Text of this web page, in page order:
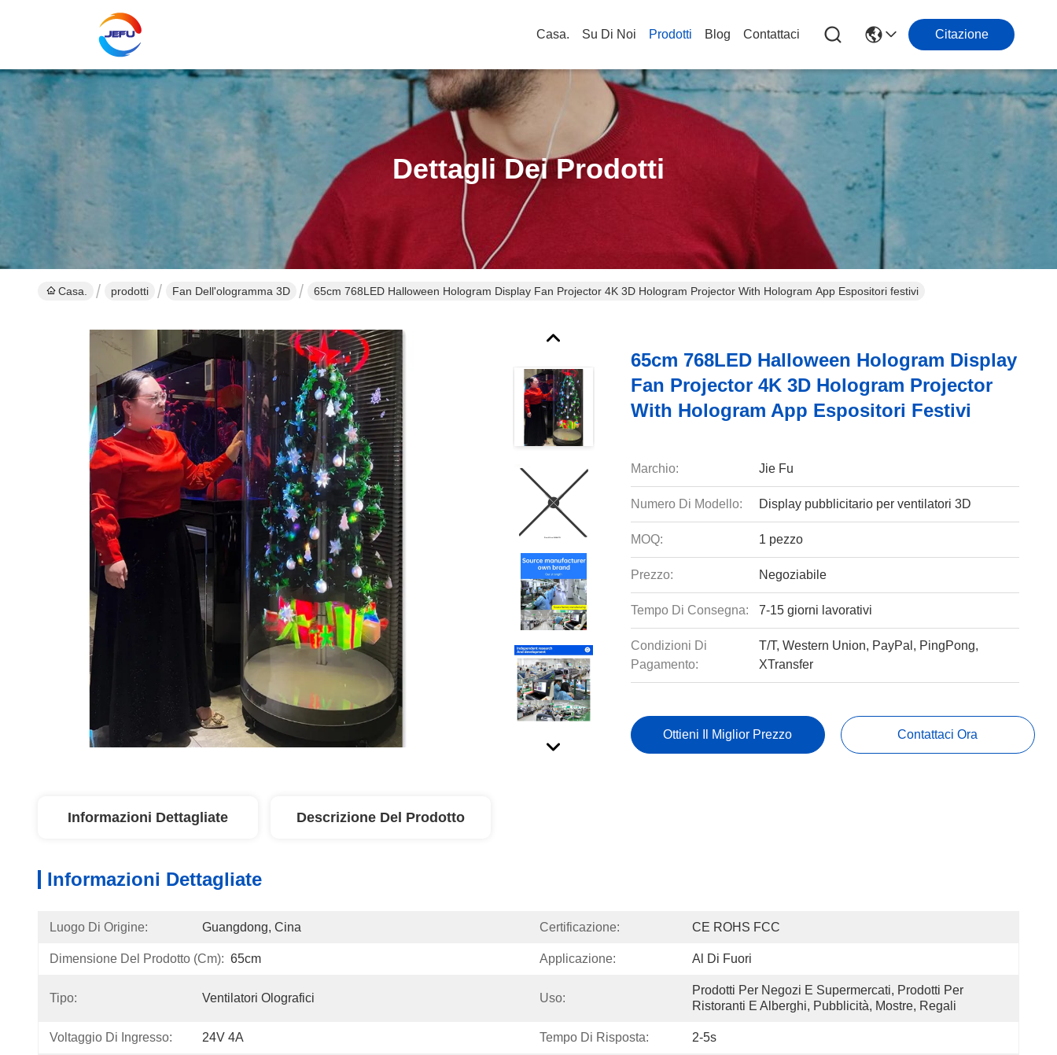
Casa. Su Di Noi Prodotti Blog Contattaci Citazione
Dettagli Dei Prodotti
Casa. prodotti Fan Dell'ologramma 3D 65cm 768LED Halloween Hologram Display Fan Projector 4K 3D Hologram Projector With Hologram App Espositori festivi
65cm 768LED Halloween Hologram Display
Fan Projector 4K 3D Hologram Projector
With Hologram App Espositori Festivi
Marchio: Jie Fu
Numero Di Modello: Display pubblicitario per ventilatori 3D
MOQ: 1 pezzo
Prezzo: Negoziabile
Tempo Di Consegna: 7-15 giorni lavorativi
Condizioni Di
Pagamento:
T/T, Western Union, PayPal, PingPong,
XTransfer
Ottieni Il Miglior Prezzo Contattaci Ora
Informazioni Dettagliate Descrizione Del Prodotto
Informazioni Dettagliate
Luogo Di Origine: Guangdong, Cina Certificazione: CE ROHS FCC
Dimensione Del Prodotto (cm): 65cm Applicazione: Al Di Fuori
Tipo: Ventilatori Olografici Uso:
Prodotti Per Negozi E Supermercati, Prodotti Per
Ristoranti E Alberghi, Pubblicità, Mostre, Regali
Voltaggio Di Ingresso: 24V 4A Tempo Di Risposta: 2-5s